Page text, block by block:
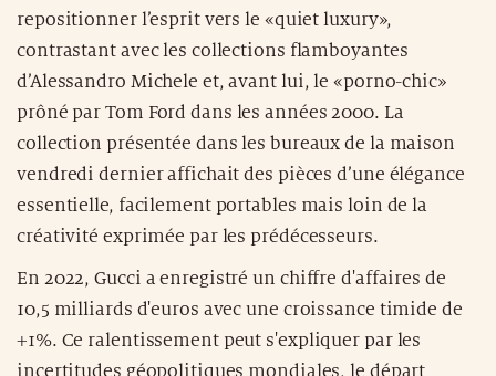
repositionner l’esprit vers le «quiet luxury»,
contrastant avec les collections flamboyantes
d’Alessandro Michele et, avant lui, le «porno-chic»
prôné par Tom Ford dans les années 2000. La
collection présentée dans les bureaux de la maison
vendredi dernier affichait des pièces d’une élégance
essentielle, facilement portables mais loin de la
créativité exprimée par les prédécesseurs.
En 2022, Gucci a enregistré un chiffre d'affaires de
10,5 milliards d'euros avec une croissance timide de
+1%. Ce ralentissement peut s'expliquer par les
incertitudes géopolitiques mondiales, le départ